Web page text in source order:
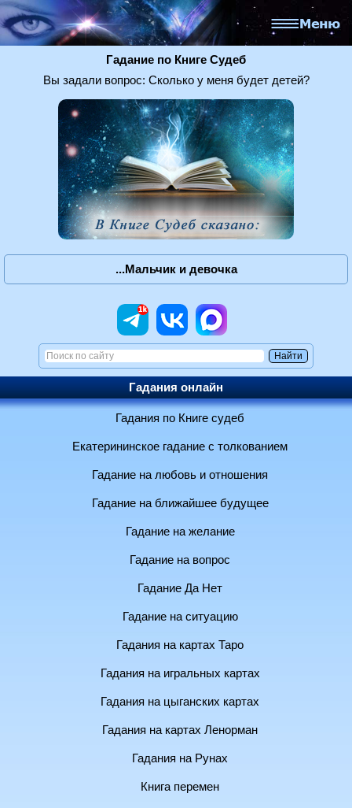
Гадание по Книге Судеб
Вы задали вопрос: Сколько у меня будет детей?
...Мальчик и девочка
Гадания онлайн
Гадания по Книге судеб
Екатерининское гадание с толкованием
Гадание на любовь и отношения
Гадание на ближайшее будущее
Гадание на желание
Гадание на вопрос
Гадание Да Нет
Гадание на ситуацию
Гадания на картах Таро
Гадания на игральных картах
Гадания на цыганских картах
Гадания на картах Ленорман
Гадания на Рунах
Книга перемен